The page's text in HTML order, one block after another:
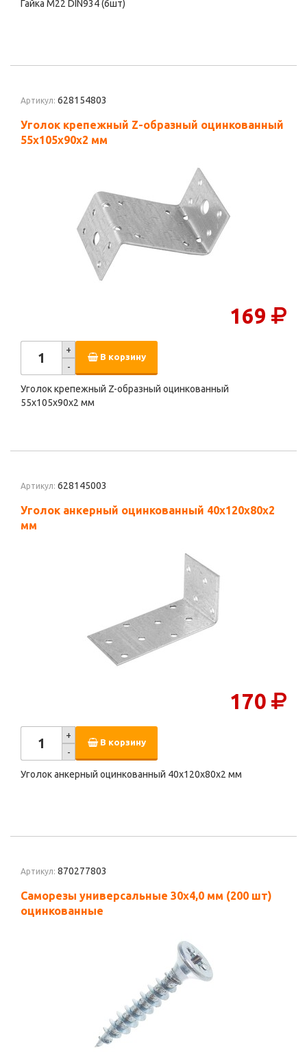
Гайка М22 DIN934 (6шт)
Артикул: 628154803
Уголок крепежный Z-образный оцинкованный
55х105х90х2 мм
169
+
-
В корзину
Уголок крепежный Z-образный оцинкованный
55х105х90х2 мм
Артикул: 628145003
Уголок анкерный оцинкованный 40х120х80х2
мм
170
+
-
В корзину
Уголок анкерный оцинкованный 40х120х80х2 мм
Артикул: 870277803
Саморезы универсальные 30х4,0 мм (200 шт)
оцинкованные